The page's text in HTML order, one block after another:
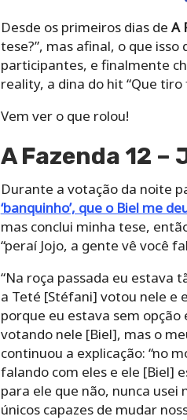
Desde os primeiros dias de A
tese?”, mas afinal, o que
participantes, e finalmente
reality, a dina do hit “Que
Vem ver o que rolou!
A Fazenda 12
Durante a votação da noite
‘banquinho’, que o Biel me
mas conclui minha tese,
“peraí Jojo, a gente vê você
“Na roça passada eu estava
a Teté [Stéfani] votou nele e
porque eu estava sem
votando nele [Biel], mas o
continuou a explicação: “no
falando com eles e ele [Biel]
para ele que não, nunca
únicos capazes de mudar